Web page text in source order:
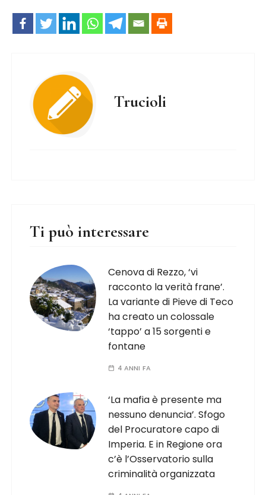
Trucioli
Ti può interessare
Cenova di Rezzo, ‘vi
racconto la verità frane’.
La variante di Pieve di Teco
ha creato un colossale
‘tappo’ a 15 sorgenti e
fontane
4 ANNI FA
‘La mafia è presente ma
nessuno denuncia’. Sfogo
del Procuratore capo di
Imperia. E in Regione ora
c’è l’Osservatorio sulla
criminalità organizzata